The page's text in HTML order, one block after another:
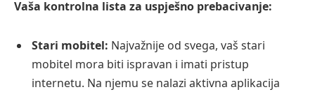
Vaša kontrolna lista za uspješno prebacivanje:
Stari mobitel: Najvažnije od svega, vaš stari
mobitel mora biti ispravan i imati pristup
internetu. Na njemu se nalazi aktivna aplikacija